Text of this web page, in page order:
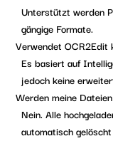
Unterstützt werden
gängige Formate.
Verwendet OCR2Edit
Es basiert auf
jedoch keine
Werden meine
Nein. Alle
automatisch gelöscht